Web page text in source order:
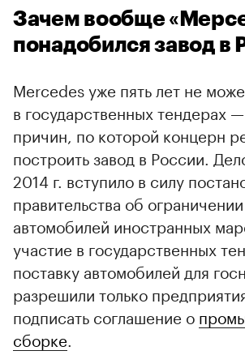
Зачем вообще
понадобился завод в
Mercedes уже пять лет не
в государственных тендерах
причин, по которой концерн
построить завод в России.
2014 г. вступило в силу
правительства об
автомобилей иностранных
участие в государственных
поставку автомобилей для
разрешили только
подписать соглашение о
сборке